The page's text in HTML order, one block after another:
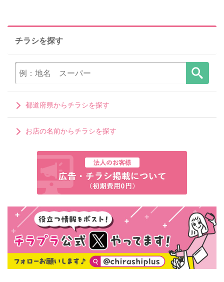
チラシを探す
都道府県からチラシを探す
お店の名前からチラシを探す